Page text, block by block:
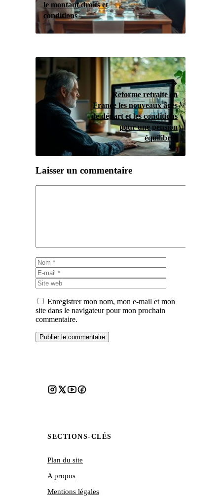
le montant droits et
conditions
Reforme retraite en
France les nouveaux âges
de départ et les conditions
pour une pension
équilibrée
Laisser un commentaire
Nom
mail
web
Enregistrer mon nom, mon e-mail et mon
site dans le navigateur pour mon prochain
commentaire.
SECTIONS-CLÉS
Plan du site
A propos
Mentions légales